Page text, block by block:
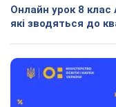
Онлайн урок 8 клас
які зводяться до